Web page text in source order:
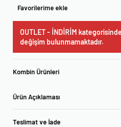
Favorilerime ekle
OUTLET - İNDİRİM
değişim bulunmamaktadır.
Kombin Ürünleri
Ürün Açıklaması
Teslimat ve İade